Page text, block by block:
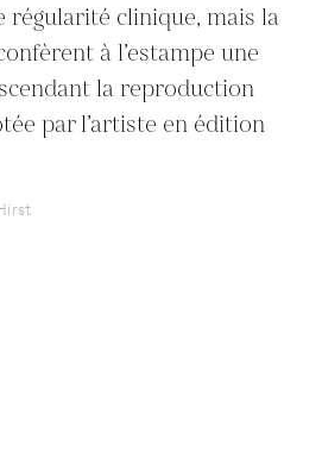
régularité clinique, mais la
à l’estampe une
la reproduction
par l’artiste en édition